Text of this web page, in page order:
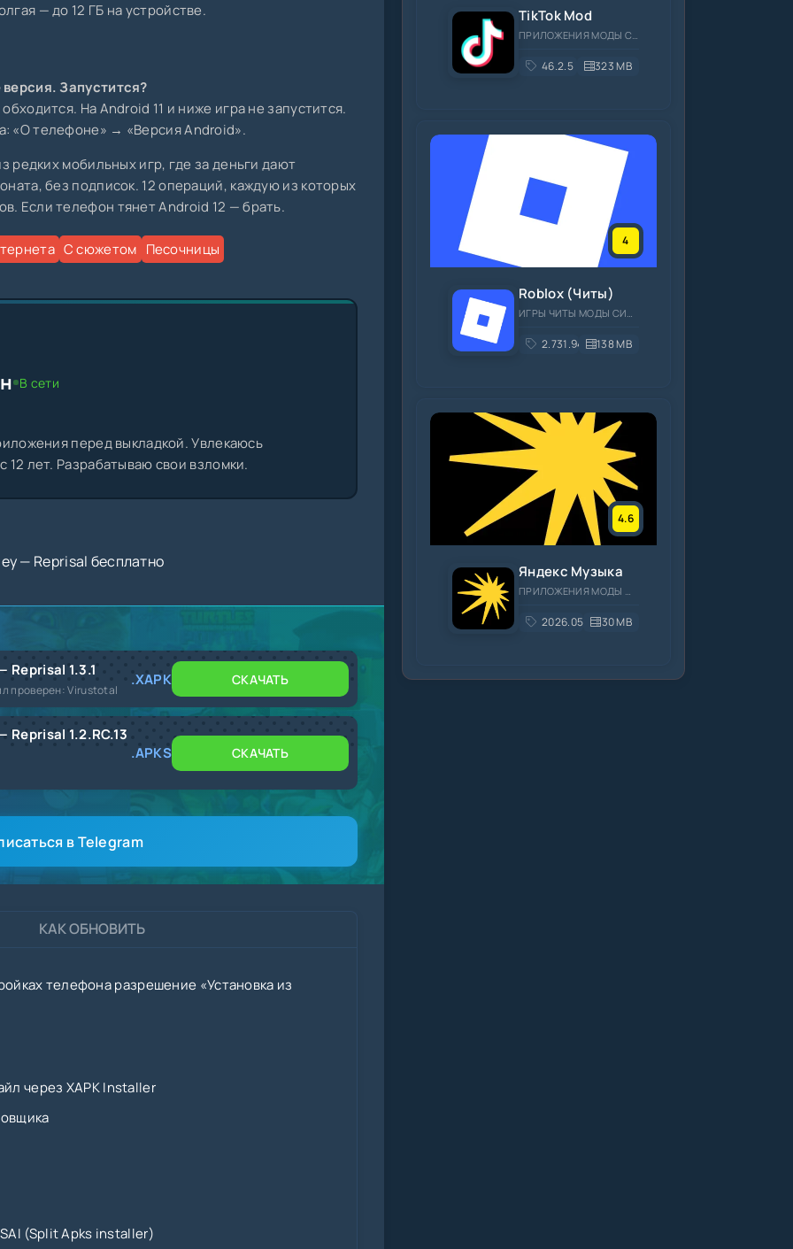
— до 12 ГБ на устройстве.
Запустится?
На Android 11 и ниже игра не запустится.
«О телефоне» → «Версия Android».
редких мобильных игр, где за деньги дают
без подписок. 12 операций, каждую из которых
Если телефон тянет Android 12 — брать.
С сюжетом Песочницы
В сети
перед выкладкой. Увлекаюсь
лет. Разрабатываю свои взломки.
— Reprisal бесплатно
Reprisal 1.3.1
проверен: Virustotal
.XAPK СКАЧАТЬ
Reprisal 1.2.RC.13
.APKS
СКАЧАТЬ
в Telegram
КАК ОБНОВИТЬ
телефона разрешение «Установка из
через XAPK Installer
(Split Apks installer)
TikTok Mod
ПРИЛОЖЕНИЯ МОДЫ СОЦИАЛЬНЫЕ
46.2.5 323 MB
4
Roblox (Читы)
ИГРЫ ЧИТЫ МОДЫ СИМУЛЯТОРЫ ОНЛАЙН
2.731.944 138 MB
4.6
Яндекс Музыка
ПРИЛОЖЕНИЯ МОДЫ МУЗЫКА И АУДИО
2026.05.3 30 MB